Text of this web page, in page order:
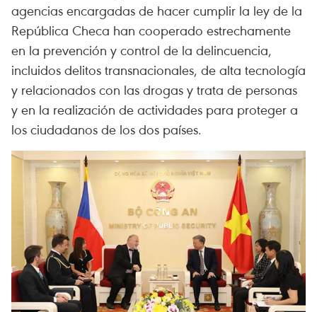
agencias encargadas de hacer cumplir la ley de la
República Checa han cooperado estrechamente
en la prevención y control de la delincuencia,
incluidos delitos transnacionales, de alta tecnología
y relacionados con las drogas y trata de personas
y en la realización de actividades para proteger a
los ciudadanos de los dos países.